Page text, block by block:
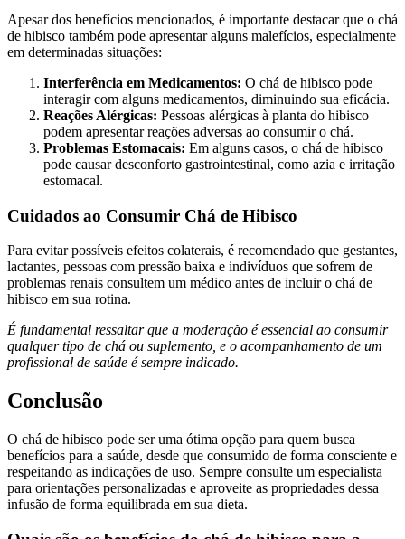
Apesar dos benefícios mencionados, é importante destacar que o chá
de hibisco também pode apresentar alguns malefícios, especialmente
em determinadas situações:
Interferência em Medicamentos: O chá de hibisco pode
interagir com alguns medicamentos, diminuindo sua eficácia.
Reações Alérgicas: Pessoas alérgicas à planta do hibisco
podem apresentar reações adversas ao consumir o chá.
Problemas Estomacais: Em alguns casos, o chá de hibisco
pode causar desconforto gastrointestinal, como azia e irritação
estomacal.
Cuidados ao Consumir Chá de Hibisco
Para evitar possíveis efeitos colaterais, é recomendado que gestantes,
lactantes, pessoas com pressão baixa e indivíduos que sofrem de
problemas renais consultem um médico antes de incluir o chá de
hibisco em sua rotina.
É fundamental ressaltar que a moderação é essencial ao consumir
qualquer tipo de chá ou suplemento, e o acompanhamento de um
profissional de saúde é sempre indicado.
Conclusão
O chá de hibisco pode ser uma ótima opção para quem busca
benefícios para a saúde, desde que consumido de forma consciente e
respeitando as indicações de uso. Sempre consulte um especialista
para orientações personalizadas e aproveite as propriedades dessa
infusão de forma equilibrada em sua dieta.